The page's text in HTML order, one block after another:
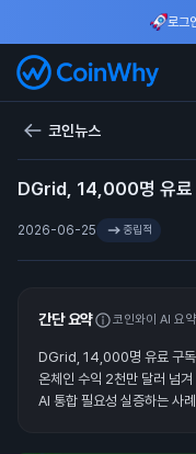
로그
코인뉴스
DGrid, 14,000명 유료
2026-06-25 중립적
간단 요약 코인와이 AI 요약
DGrid, 14,000명 유료 구독
온체인 수익 2천만 달러 넘겨
AI 통합 필요성 실증하는 사례